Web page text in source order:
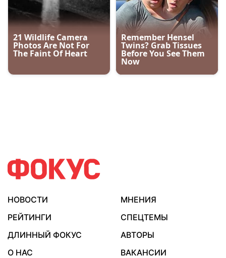
НОВОСТИ
МНЕНИЯ
РЕЙТИНГИ
СПЕЦТЕМЫ
ДЛИННЫЙ ФОКУС
АВТОРЫ
О НАС
ВАКАНСИИ